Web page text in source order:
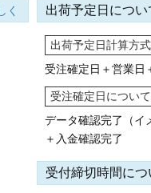
く 出荷予定日につい
出荷予定日計算方式
受注確定日＋営業日
受注確定日について
データ確認完了（イ
＋入金確認完了
受付締切時間につ